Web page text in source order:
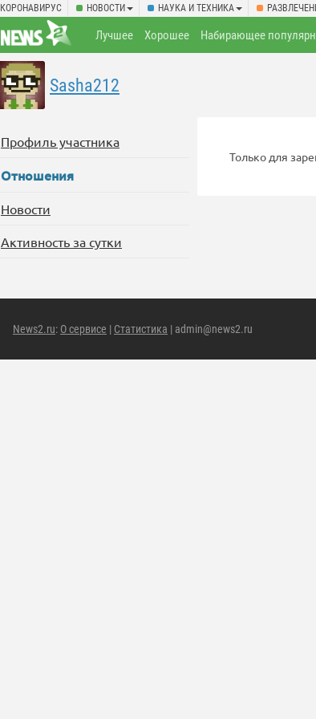
КОРОНАВИРУС НОВОСТИ НАУКА И ТЕХНИКА
Лучшее Хорошее Набирающее
Sasha212
Профиль участника
Отношения
Новости
Активность за сутки
Только для
News2.ru: О сервисе | Статистика | admin@news2.ru